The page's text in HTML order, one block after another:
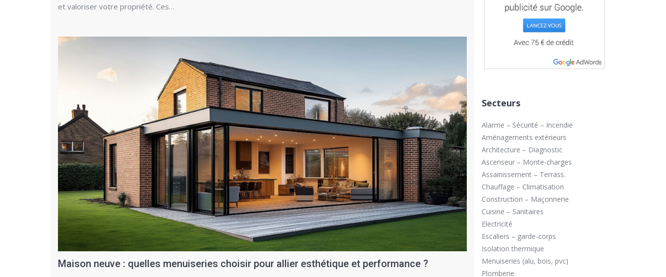
et valoriser votre propriété. Ces…
Maison neuve : quelles menuiseries choisir pour allier esthétique et performance ?
Secteurs
Alarme – Sécurité – Incendie
Aménagements extérieurs
Architecture – Diagnostic
Ascenseur – Monte-charges
Assainissement – Terrass.
Chauffage – Climatisation
Construction – Maçonnerie
Cuisine – Sanitaires
Electricité
Escaliers – garde-corps
Isolation thermique
Menuiseries (alu, bois, pvc)
Plomberie